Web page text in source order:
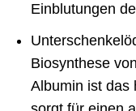
Einblutungen
Biosynthese
Albumin ist das